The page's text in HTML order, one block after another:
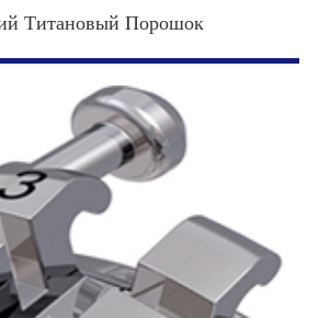
Титановый Порошок